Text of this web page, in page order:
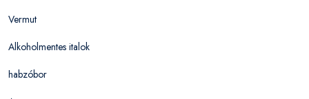
Vermut
Alkoholmentes italok
habzóbor